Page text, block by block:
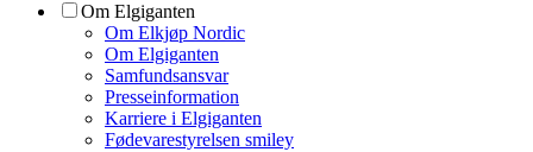
Om Elgiganten
Om Elkjøp Nordic
Om Elgiganten
Samfundsansvar
Presseinformation
Karriere i Elgiganten
Fødevarestyrelsen smiley